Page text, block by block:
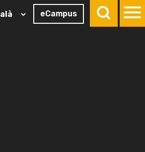
eCampus